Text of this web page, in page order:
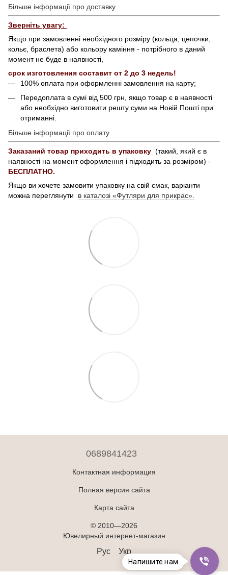
Більше інформації про доставку
Зверніть увагу:
Якщо при замовленні необхідного розміру (кольца, цепочки,
кольє, браслета) або кольору каміння - потрібного в даний
момент не буде в наявності,
срок изготовления составит от 2 до 3 недель!
100% оплата при оформленні замовлення на карту;
Передоплата в сумі від 500 грн, якщо товар є в наявності
або необхідно виготовити решту суми на Новій Пошті при
отриманні.
Більше інформації про оплату
Заказаний товар приходить в упаковку (такий, який є в
наявності на момент оформлення і підходить за розміром) -
БЕСПЛАТНО.
Якщо ви хочете замовити упаковку на свій смак, варіанти
можна переглянути в каталозі «Футляри для прикрас».
0689841423
Контактная информация
Полная версия сайта
Карта сайта
© 2010—2026
Ювелирный интернет-магазин
Рус Укр
Напишите нам